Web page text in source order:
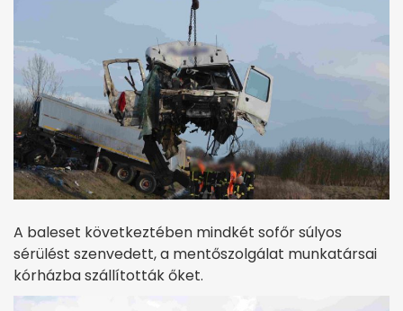
A baleset következtében mindkét sofőr súlyos
sérülést szenvedett, a mentőszolgálat munkatársai
kórházba szállították őket.